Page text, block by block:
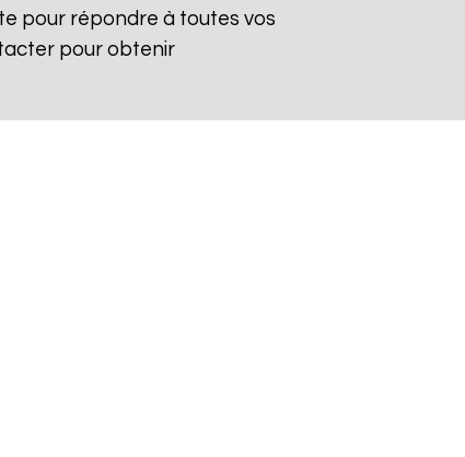
pour répondre à toutes vos
pour obtenir